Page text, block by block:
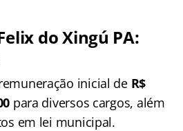
do Xingú PA:
inicial de R$
para diversos cargos, além
em lei municipal.